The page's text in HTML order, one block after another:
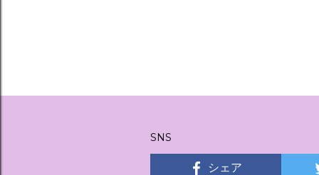
SNS
シェア